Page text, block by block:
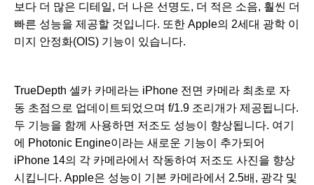
보다 더 많은 디테일, 더 나은 선명도, 더 적은 소음, 훨씬 더
빠른 성능을 제공할 것입니다. 또한 Apple의 2세대 광학 이
미지 안정화(OIS) 기능이 있습니다.
TrueDepth 셀카 카메라는 iPhone 전면 카메라 최초로 자
동 초점으로 업데이트되었으며 f/1.9 조리개가 제공됩니다.
두 기능을 함께 사용하면 저조도 성능이 향상됩니다. 여기
에 Photonic Engine이라는 새로운 기능이 추가되어
iPhone 14의 각 카메라에서 작동하여 저조도 사진을 향상
시킵니다. Apple은 성능이 기본 카메라에서 2.5배, 광각 및